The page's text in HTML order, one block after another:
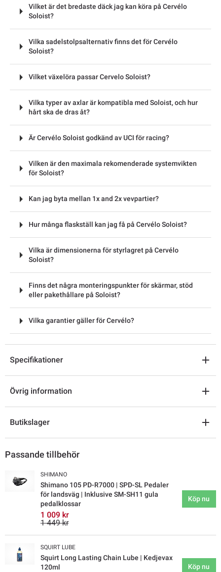
Vilket är det bredaste däck jag kan köra på Cervélo
Soloist?
Vilka sadelstolpsalternativ finns det för Cervélo
Soloist?
Vilket växelöra passar Cervelo Soloist?
Vilka typer av axlar är kompatibla med Soloist, och hur
hårt ska de dras åt?
Är Cervélo Soloist godkänd av UCI för racing?
Vilken är den maximala rekomenderade systemvikten
för Soloist?
Kan jag byta mellan 1x and 2x vevpartier?
Hur många flaskställ kan jag få på Cervélo Soloist?
Vilka är dimensionerna för styrlagret på Cervélo
Soloist?
Finns det några monteringspunkter för skärmar, stöd
eller pakethållare på Soloist?
Vilka garantier gäller för Cervélo?
Specifikationer
Övrig information
Butikslager
Passande tillbehör
SHIMANO
Shimano 105 PD-R7000 | SPD-SL Pedaler
för landsväg | Inklusive SM-SH11 gula
pedalklossar
1 009 kr
1 449 kr
Köp nu
SQUIRT LUBE
Squirt Long Lasting Chain Lube | Kedjevax
120ml
Köp nu